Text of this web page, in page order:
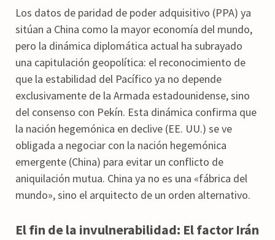
Los datos de paridad de poder adquisitivo (PPA) ya
sitúan a China como la mayor economía del mundo,
pero la dinámica diplomática actual ha subrayado
una capitulación geopolítica: el reconocimiento de
que la estabilidad del Pacífico ya no depende
exclusivamente de la Armada estadounidense, sino
del consenso con Pekín. Esta dinámica confirma que
la nación hegemónica en declive (EE. UU.) se ve
obligada a negociar con la nación hegemónica
emergente (China) para evitar un conflicto de
aniquilación mutua. China ya no es una «fábrica del
mundo», sino el arquitecto de un orden alternativo.
El fin de la invulnerabilidad: El factor Irán